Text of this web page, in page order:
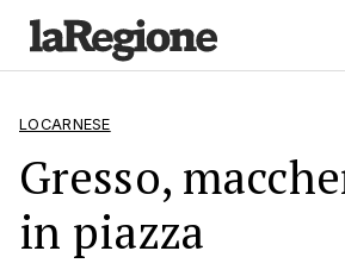
LOCARNESE
Gresso,
in piazza